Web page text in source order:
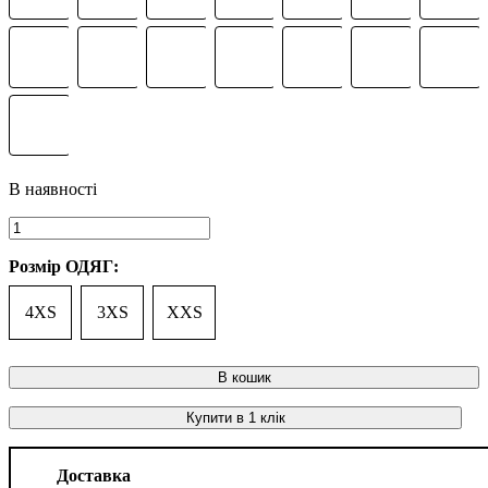
Розмір ОДЯГ:
4XS 3XS XXS
В кошик
Купити в 1 клік
Доставка